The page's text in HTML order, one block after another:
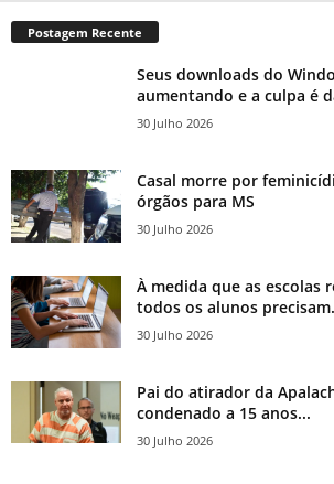
Postagem Recente
Seus downloads do
aumentando e a culpa é
30 Julho 2026
Casal morre por
órgãos para MS
30 Julho 2026
À medida que as escolas
todos os alunos
30 Julho 2026
Pai do atirador da
condenado a 15 anos...
30 Julho 2026